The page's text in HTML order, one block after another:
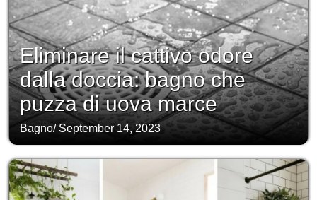
Eliminare il cattivo odore
dalla doccia: bagno che
puzza di uova marce
Bagno/ September 14, 2023